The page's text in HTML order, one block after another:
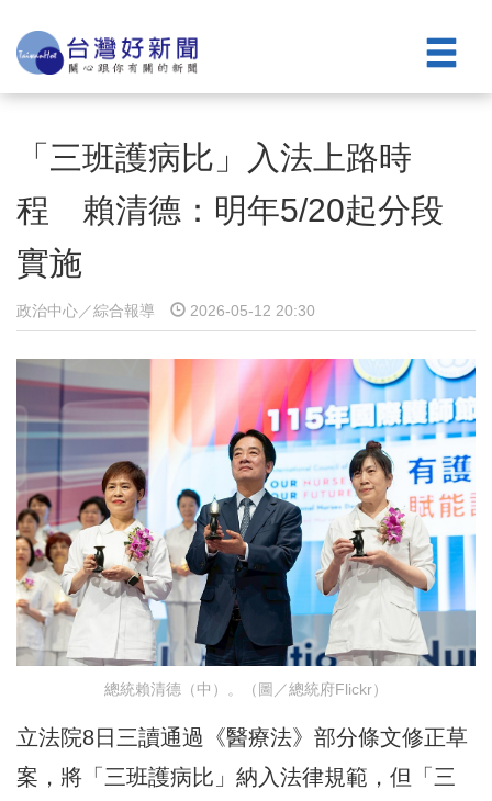
「三班護病比」入法上路時
程 賴清德：明年5/20起分段
實施
政治中心／綜合報導 2026-05-12 20:30
總統賴清德（中）。（圖／總統府Flickr）
立法院8日三讀通過《醫療法》部分條文修正草
案，將「三班護病比」納入法律規範，但「三